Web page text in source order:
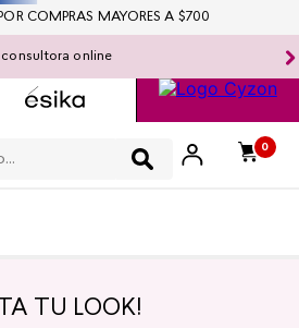
online
0
COMPRAS MAYORES A $700
TU LOOK!